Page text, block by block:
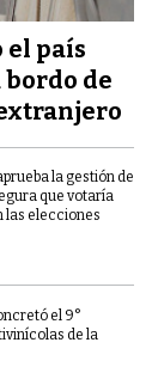
el país
de
la gestión de
que votaría
las elecciones
el 9°
de la